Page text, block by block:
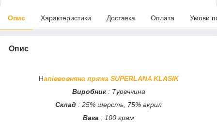
Опис Характеристики Доставка Оплата Умови
Опис
Напіввовняна пряжа SUPERLANA KLASIK
Виробник : Туреччина
Склад : 25% шерсть, 75% акрил
Вага : 100 грам